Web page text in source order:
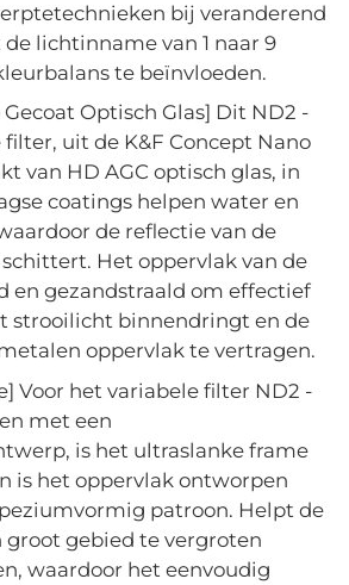
bij veranderend
lichtinname van 1 naar 9
te beïnvloeden.
Optisch Glas] Dit ND2 -
uit de K&F Concept Nano
van HD AGC optisch glas, in
coatings helpen water en
de reflectie van de
Het oppervlak van de
en gezandstraald om effectief
strooilicht binnendringt en de
oppervlak te vertragen.
Voor het variabele filter ND2 -
met een
is het ultraslanke frame
is het oppervlak ontworpen
patroon. Helpt de
groot gebied te vergroten
waardoor het eenvoudig